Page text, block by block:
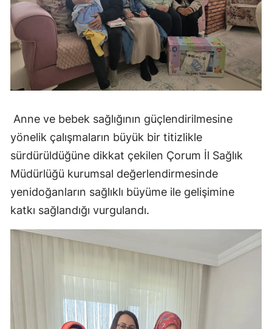
Bayburt
Karaman
Kırıkkale
Batman
Şırnak
Bartın
Ardahan
Iğdır
Kilis
Anne ve bebek sağlığının güçlendirilmesine
yönelik çalışmaların büyük bir titizlikle
sürdürüldüğüne dikkat çekilen Çorum İl Sağlık
Müdürlüğü kurumsal değerlendirmesinde
yenidoğanların sağlıklı büyüme ile gelişimine
katkı sağlandığı vurgulandı.